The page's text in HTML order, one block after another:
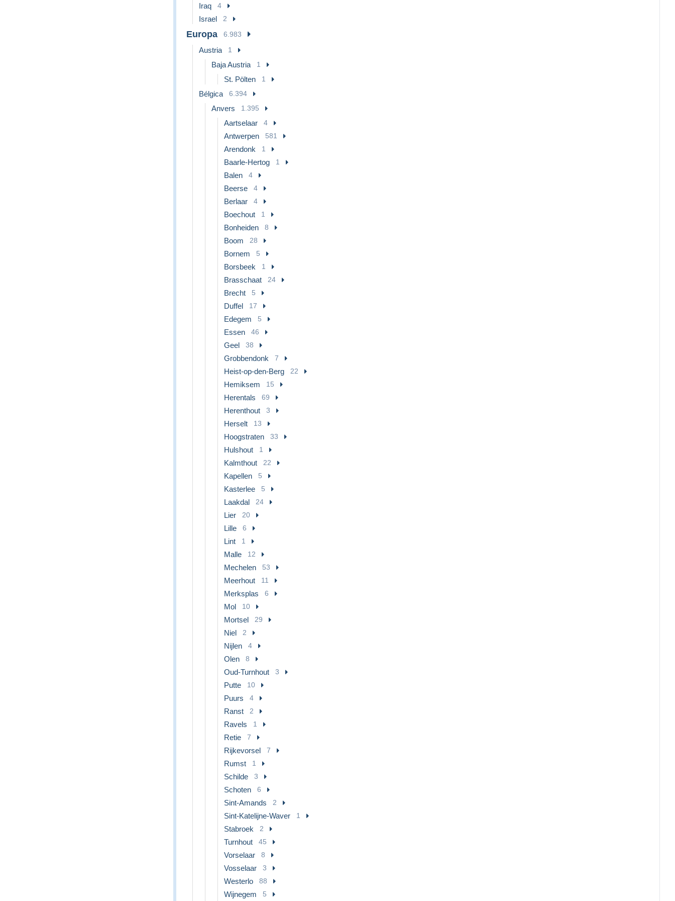
Iraq 4
Israel 2
Europa 6.983
Austria 1
Baja Austria 1
St. Pölten 1
Bélgica 6.394
Anvers 1.395
Aartselaar 4
Antwerpen 581
Arendonk 1
Baarle-Hertog 1
Balen 4
Beerse 4
Berlaar 4
Boechout 1
Bonheiden 8
Boom 28
Bornem 5
Borsbeek 1
Brasschaat 24
Brecht 5
Duffel 17
Edegem 5
Essen 46
Geel 38
Grobbendonk 7
Heist-op-den-Berg 22
Hemiksem 15
Herentals 69
Herenthout 3
Herselt 13
Hoogstraten 33
Hulshout 1
Kalmthout 22
Kapellen 5
Kasterlee 5
Laakdal 24
Lier 20
Lille 6
Lint 1
Malle 12
Mechelen 53
Meerhout 11
Merksplas 6
Mol 10
Mortsel 29
Niel 2
Nijlen 4
Olen 8
Oud-Turnhout 3
Putte 10
Puurs 4
Ranst 2
Ravels 1
Retie 7
Rijkevorsel 7
Rumst 1
Schilde 3
Schoten 6
Sint-Amands 2
Sint-Katelijne-Waver 1
Stabroek 2
Turnhout 45
Vorselaar 8
Vosselaar 3
Westerlo 88
Wijnegem 5